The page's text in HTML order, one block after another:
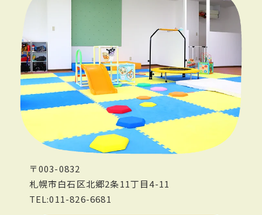
〒003-0832
札幌市白石区北郷2条11丁目4-11
TEL:011-826-6681